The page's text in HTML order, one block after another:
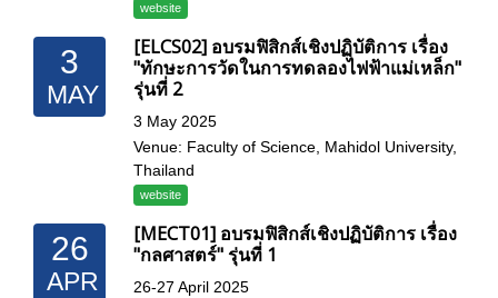
website
3
MAY
[ELCS02] อบรมฟิสิกส์เชิงปฏิบัติการ เรื่อง
"ทักษะการวัดในการทดลองไฟฟ้าแม่เหล็ก"
รุ่นที่ 2
3 May 2025
Venue: Faculty of Science, Mahidol University,
Thailand
website
26
APR
[MECT01] อบรมฟิสิกส์เชิงปฏิบัติการ เรื่อง
"กลศาสตร์" รุ่นที่ 1
26-27 April 2025